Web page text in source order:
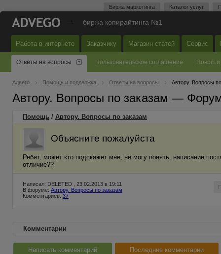
Биржа маркетинга Каталог услуг
— биржа копирайтинга №1
Работа в интернете Заказчику Магазин статей Сервис
Ответы на вопросы Пользовательское соглашение Новости
Адвего Помощь и поддержка Ответы на вопросы Автору. Вопросы
Автору. Вопросы по заказам —
Помощь / Автору. Вопросы по заказам
Объясните пожалуйста
Ребят, может кто подскажет мне, не могу понять, написание
отличие??
Написал: DELETED , 23.02.2013 в 19:11
В форуме: Автору. Вопросы по заказам
Комментариев: 37
Комментарии
Написать комментарий Последние комментарии